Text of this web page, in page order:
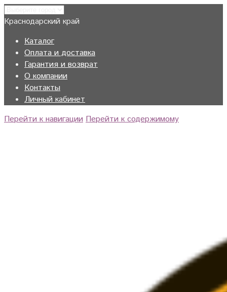
Краснодарский край
Каталог
Оплата и доставка
Гарантия и возврат
О компании
Контакты
Личный кабинет
Перейти к навигации Перейти к содержимому